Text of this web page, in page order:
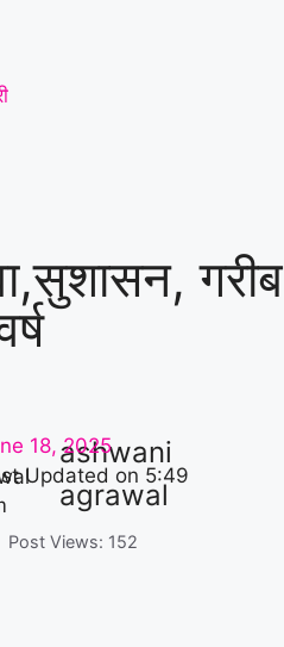
हत्या: आरोपी को पुलिस ने
ashwani
agrawal
18, 2025
Updated on 5:49
Post Views: 152